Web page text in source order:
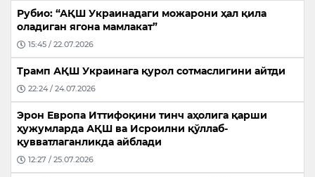
Рубио: “АҚШ Украинадаги можарони ҳал қила
оладиган ягона мамлакат”
15:45 / 22.07.2026
Трамп АҚШ Украинага қурол сотмаслигини айтди
22:24 / 24.07.2026
Эрон Европа Иттифоқини тинч аҳолига қарши
ҳужумларда АҚШ ва Исроилни қўллаб-
қувватлаганликда айблади
12:27 / 25.07.2026